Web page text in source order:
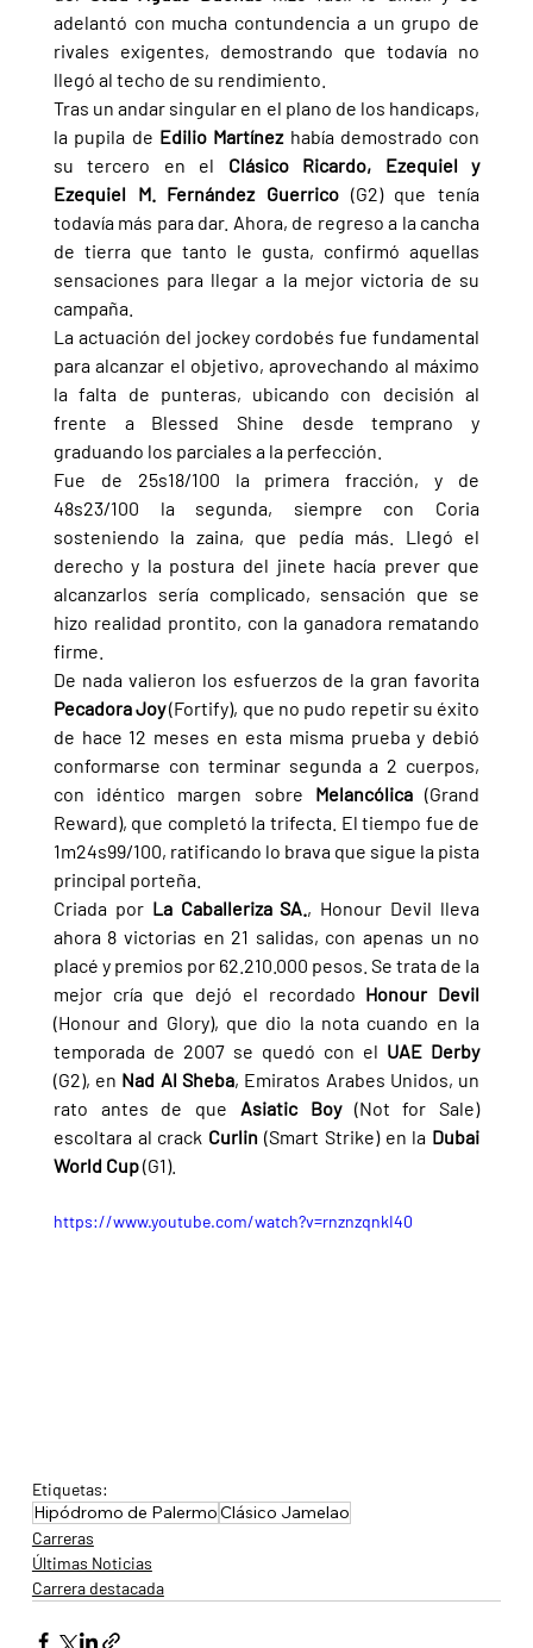
adelantó con mucha contundencia a un grupo de
rivales exigentes, demostrando que todavía no
llegó al techo de su rendimiento.
Tras un andar singular en el plano de los handicaps,
la pupila de Edilio Martínez había demostrado con
su tercero en el Clásico Ricardo, Ezequiel y
Ezequiel M. Fernández Guerrico (G2) que tenía
todavía más para dar. Ahora, de regreso a la cancha
de tierra que tanto le gusta, confirmó aquellas
sensaciones para llegar a la mejor victoria de su
campaña.
La actuación del jockey cordobés fue fundamental
para alcanzar el objetivo, aprovechando al máximo
la falta de punteras, ubicando con decisión al
frente a Blessed Shine desde temprano y
graduando los parciales a la perfección.
Fue de 25s18/100 la primera fracción, y de
48s23/100 la segunda, siempre con Coria
sosteniendo la zaina, que pedía más. Llegó el
derecho y la postura del jinete hacía prever que
alcanzarlos sería complicado, sensación que se
hizo realidad prontito, con la ganadora rematando
firme.
Pecadora Joy (Fortify), que no pudo repetir su éxito
de hace 12 meses en esta misma prueba y debió
conformarse con terminar segunda a 2 cuerpos,
con idéntico margen sobre Melancólica (Grand
Reward), que completó la trifecta. El tiempo fue de
1m24s99/100, ratificando lo brava que sigue la pista
principal porteña.
Criada por La Caballeriza SA. , Honour Devil lleva
ahora 8 victorias en 21 salidas, con apenas un no
placé y premios por 62.210.000 pesos. Se trata de la
mejor cría que dejó el recordado
(Honour and Glory), que dio la nota cuando en la
temporada de 2007 se quedó con el
UAE Derby
(G2), en Nad Al Sheba, Emiratos Arabes Unidos, un
rato antes de que Asiatic Boy (Not for Sale)
escoltara al crack Curlin (Smart Strike) en la Dubai
World Cup (G1).
https://www.youtube.com/watch?v=rnznzqnkI40
Etiquetas:
Hipódromo de PalermoClásico Jamelao
Carreras
Últimas Noticias
Carrera destacada